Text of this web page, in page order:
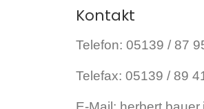
Kontakt
Telefon: 05139 / 87
Telefax: 05139 / 89